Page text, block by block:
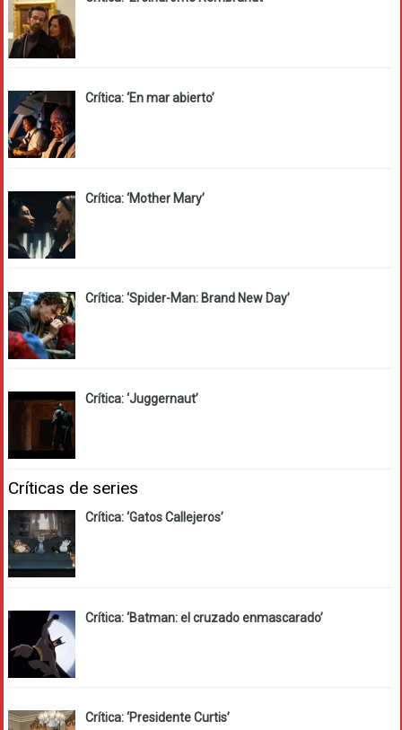
Crítica: ‘En mar abierto’
Crítica: ‘Mother Mary’
Crítica: ‘Spider-Man: Brand New Day’
Crítica: ‘Juggernaut’
Críticas de series
Crítica: ‘Gatos Callejeros’
Crítica: ‘Batman: el cruzado enmascarado’
Crítica: ‘Presidente Curtis’